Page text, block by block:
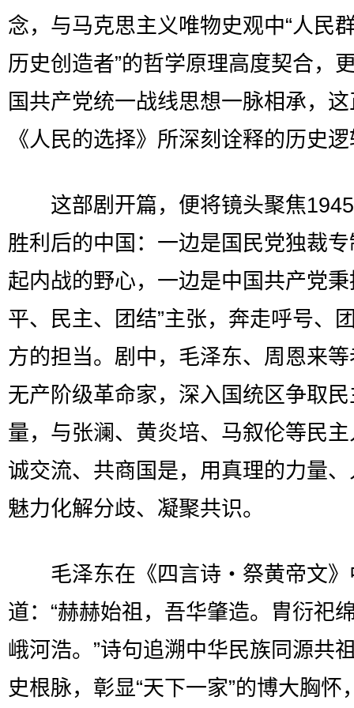
念，与马克思主义唯物史观中“人民
历史创造者”的哲学原理高度契合，
国共产党统一战线思想一脉相承，
《人民的选择》所深刻诠释的历史
这部剧开篇，便将镜头聚焦
胜利后的中国：一边是国民党独裁
起内战的野心，一边是中国共产党秉
平、民主、团结”主张，奔走呼号、
方的担当。剧中，毛泽东、周恩来
无产阶级革命家，深入国统区争取
量，与张澜、黄炎培、马叙伦等民
诚交流、共商国是，用真理的力量
魅力化解分歧、凝聚共识。
毛泽东在《四言诗・祭黄帝文》
道：“赫赫始祖，吾华肇造。胄衍祀
峨河浩。”诗句追溯中华民族同源共
史根脉，彰显“天下一家”的博大胸怀